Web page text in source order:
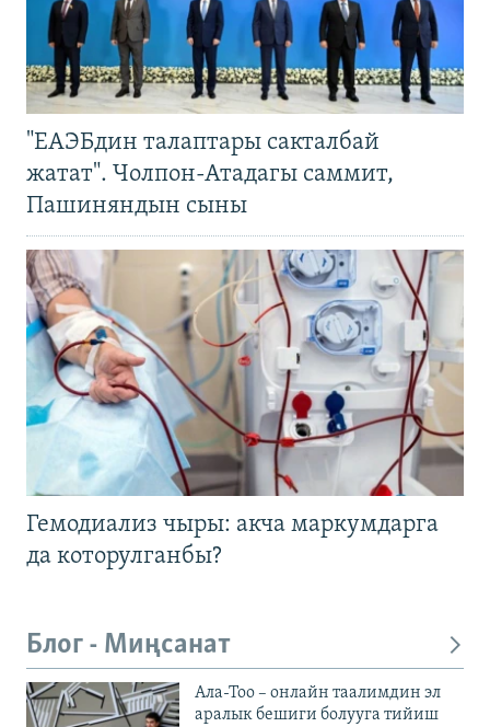
"ЕАЭБдин талаптары сакталбай
жатат". Чолпон-Атадагы саммит,
Пашиняндын сыны
Гемодиализ чыры: акча маркумдарга
да которулганбы?
Блог - Миңсанат
Ала-Тоо – онлайн таалимдин эл
аралык бешиги болууга тийиш